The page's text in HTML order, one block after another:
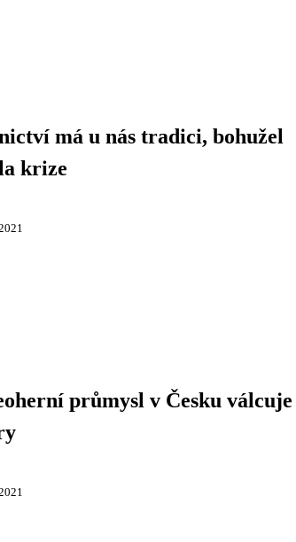
má u nás tradici, bohužel
krize
průmysl v Česku